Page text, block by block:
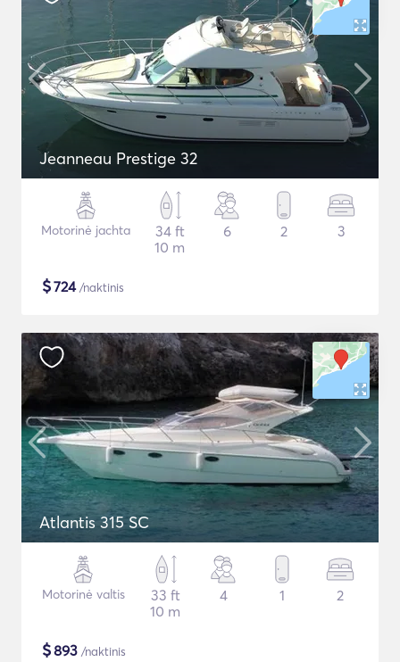
Jeanneau Prestige 32
Motorinė jachta
34 ft
10 m
6 2 3
$724/naktinis
Atlantis 315 SC
Motorinė valtis
33 ft
10 m
4 1 2
$893 /naktinis